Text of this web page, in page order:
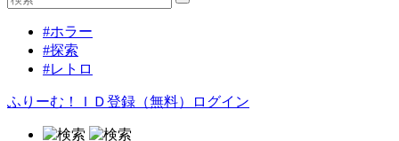
#ホラー
#探索
#レトロ
ふりーむ！ＩＤ登録（無料） ログイン